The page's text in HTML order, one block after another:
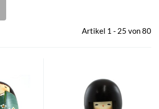
Artikel 1 - 25 von 80